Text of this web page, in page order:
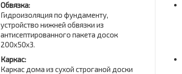
Обвязка:
Гидроизоляция по фундаменту,
устройство нижней обвязки из
антисептированного пакета досок
200x50x3.
Каркас:
Каркас дома из сухой строганой доски